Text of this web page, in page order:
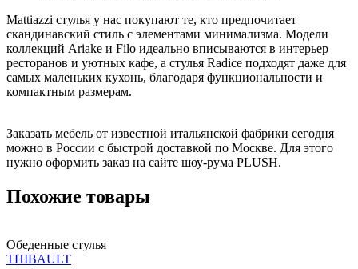
Mattiazzi стулья у нас покупают те, кто предпочитает
скандинавский стиль с элементами минимализма. Модели
коллекций Ariake и Filo идеально вписываются в интерьер
ресторанов и уютных кафе, а стулья Radice подходят даже для
самых маленьких кухонь, благодаря функциональности и
компактным размерам.
Заказать мебель от известной итальянской фабрики сегодня
можно в России с быстрой доставкой по Москве. Для этого
нужно оформить заказ на сайте шоу-рума PLUSH.
Похожие товары
Обеденные стулья
THIBAULT